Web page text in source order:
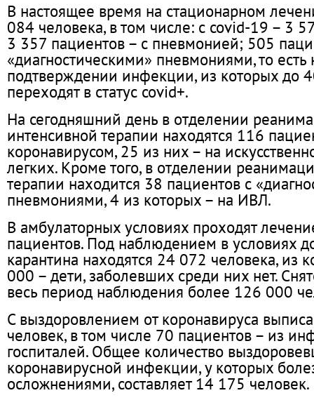
В настоящее время на стационарном
084 человека, в том числе: с covid-19 – 3
3 357 пациентов – с пневмонией; 505
«диагностическими» пневмониями, то
подтверждении инфекции, из которых до
переходят в статус covid+.
На сегодняшний день в отделении
интенсивной терапии находятся 116
коронавирусом, 25 из них – на
легких. Кроме того, в отделении
терапии находится 38 пациентов с
пневмониями, 4 из которых – на ИВЛ.
В амбулаторных условиях проходят
пациентов. Под наблюдением в условиях
карантина находятся 24 072 человека, из
000 – дети, заболевших среди них нет.
весь период наблюдения более 126 000
С выздоровлением от коронавируса
человек, в том числе 70 пациентов – из
госпиталей. Общее количество
коронавирусной инфекции, у которых
осложнениями, составляет 14 175 человек.